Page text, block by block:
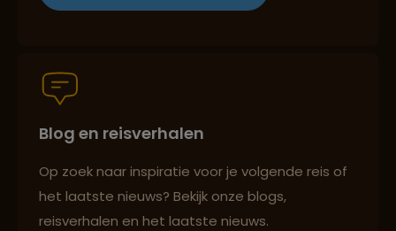
Best beoordeelde reisroutes
Reizen met oog voor mens, cultuur en milieu
Blog en reisverhalen
Op zoek naar inspiratie voor je volgende reis of
het laatste nieuws? Bekijk onze blogs,
reisverhalen en het laatste nieuws.